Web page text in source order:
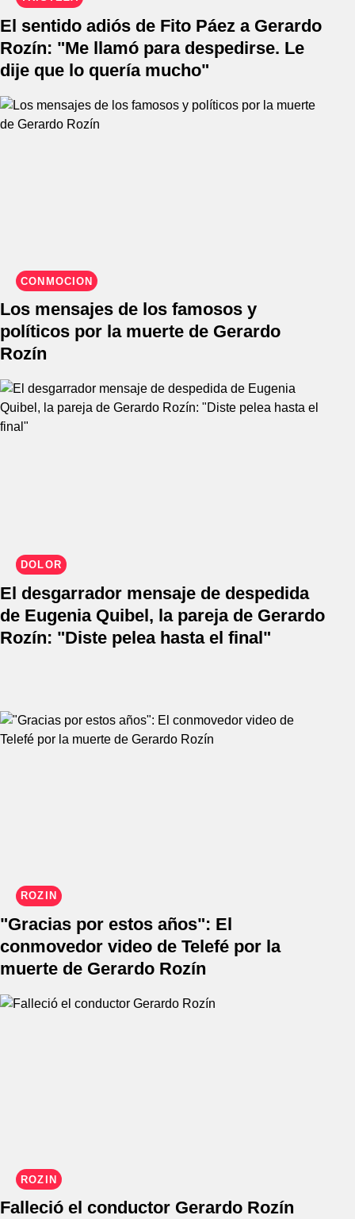
El sentido adiós de Fito Páez a Gerardo
Rozín: "Me llamó para despedirse. Le
dije que lo quería mucho"
CONMOCIÓN
Los mensajes de los famosos y
políticos por la muerte de Gerardo
Rozín
DOLOR
El desgarrador mensaje de despedida
de Eugenia Quibel, la pareja de Gerardo
Rozín: "Diste pelea hasta el final"
ROZÍN
"Gracias por estos años": El
conmovedor video de Telefé por la
muerte de Gerardo Rozín
ROZÍN
Falleció el conductor Gerardo Rozín